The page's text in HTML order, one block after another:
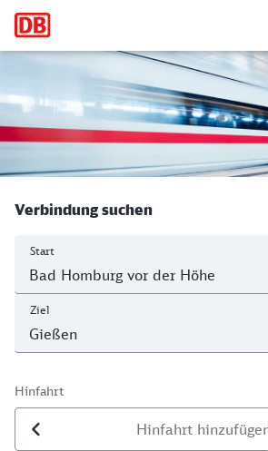
Hauptnavigation
Bad Homburg - Gießen
Verbindung suchen
Start
Ziel
Hinfahrt
Datum der Hinfahrt